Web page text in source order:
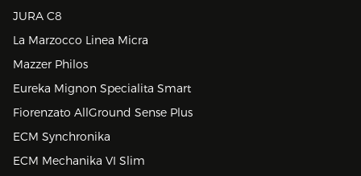
JURA C8
La Marzocco Linea Micra
Mazzer Philos
Eureka Mignon Specialita Smart
Fiorenzato AllGround Sense Plus
ECM Synchronika
ECM Mechanika VI Slim